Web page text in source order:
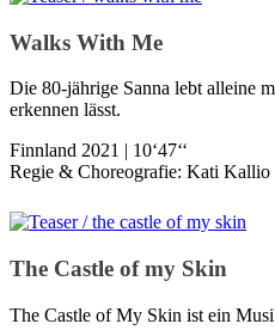
Walks With Me
Die 80-jährige Sanna lebt alleine
erkennen lässt.
Finnland 2021 | 10‘47‘‘
Regie & Choreografie: Kati Kallio
The Castle of my Skin
The Castle of My Skin ist ein